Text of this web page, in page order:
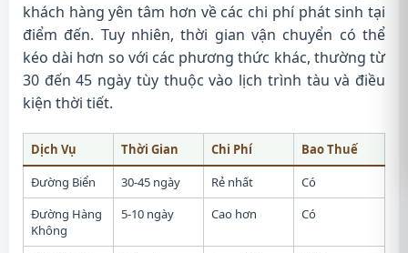
khách hàng yên tâm hơn về các chi phí phát sinh tại
điểm đến. Tuy nhiên, thời gian vận chuyển có thể
kéo dài hơn so với các phương thức khác, thường từ
30 đến 45 ngày tùy thuộc vào lịch trình tàu và điều
kiện thời tiết.
Dịch Vụ Thời Gian Chi Phí
Bao Thuế
Đường Biển
30-45 ngày Rẻ nhất
Có
Đường Hàng
Không
5-10 ngày Cao hơn Có